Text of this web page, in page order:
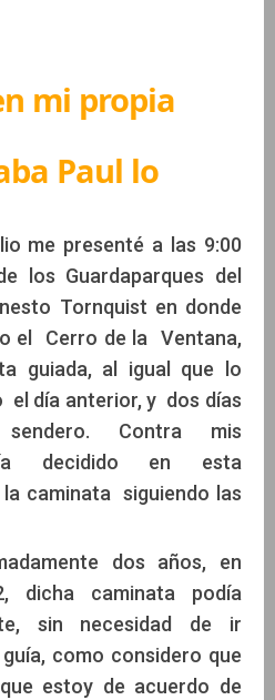
mi propia
Paul lo
me presenté a las 9:00
los Guardaparques del
Tornquist en donde
el Cerro de la Ventana,
guiada, al igual que lo
el día anterior, y dos días
Contra mis
decidido en esta
caminata siguiendo las
dos años, en
dicha caminata podía
sin necesidad de ir
como considero que
estoy de acuerdo de